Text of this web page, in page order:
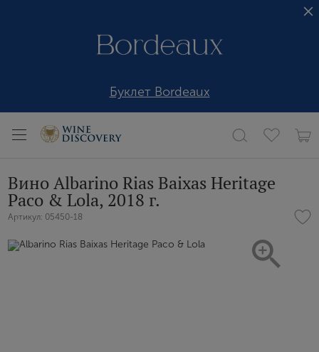
Буклет Bordeaux
Вино Albarino Rias Baixas Heritage
Paco & Lola, 2018 г.
Артикул: 05450-18